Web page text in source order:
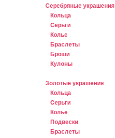
Серебряные украшения
Кольца
Cерьги
Колье
Браслеты
Броши
Кулоны
Золотые украшения
Кольца
Cерьги
Колье
Подвески
Браслеты